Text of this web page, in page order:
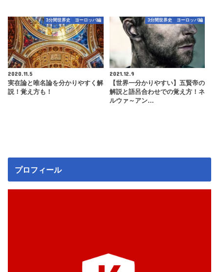
3分間世界史 ヨーロッパ編
2020.11.5
実在論と唯名論を分かりやすく解
説！覚え方も！
3分間世界史 ヨーロッパ編
2021.12.9
【世界一分かりやすい】五賢帝の
解説と語呂合わせでの覚え方！ネ
ルウァ～アン…
プロフィール